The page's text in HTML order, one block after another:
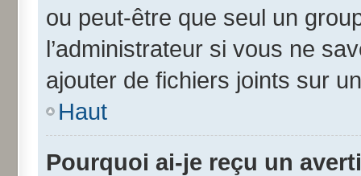
ou peut-être que seul un
l’administrateur si vous ne
ajouter de fichiers joints sur
Haut
Pourquoi ai-je reçu un